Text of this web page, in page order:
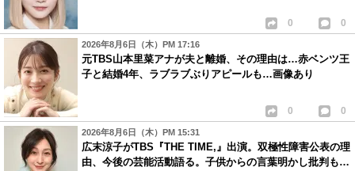
0 0
2026年8月6日（木）PM 17:16
元TBS山本里菜アナが夫と離婚、その理由は…赤ベンツ王
子と結婚4年、ラブラブぶりアピールも…画像あり
0 0
2026年8月6日（木）PM 15:31
広末涼子がTBS『THE TIME,』出演。双極性障害公表の理
由、今後の芸能活動語る。子供からの言葉明かし批判も…